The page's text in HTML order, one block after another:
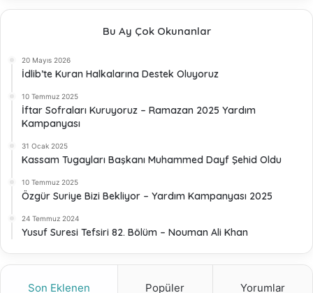
Bu Ay Çok Okunanlar
20 Mayıs 2026
İdlib’te Kuran Halkalarına Destek Oluyoruz
10 Temmuz 2025
İftar Sofraları Kuruyoruz – Ramazan 2025 Yardım
Kampanyası
31 Ocak 2025
Kassam Tugayları Başkanı Muhammed Dayf Şehid Oldu
10 Temmuz 2025
Özgür Suriye Bizi Bekliyor – Yardım Kampanyası 2025
24 Temmuz 2024
Yusuf Suresi Tefsiri 82. Bölüm – Nouman Ali Khan
Son Eklenen Popüler Yorumlar